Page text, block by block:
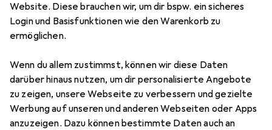
Website. Diese brauchen wir, um dir bspw. ein sicheres
Login und Basisfunktionen wie den Warenkorb zu
ermöglichen.
Wenn du allem zustimmst, können wir diese Daten
darüber hinaus nutzen, um dir personalisierte Angebote
zu zeigen, unsere Webseite zu verbessern und gezielte
Werbung auf unseren und anderen Webseiten oder Apps
anzuzeigen. Dazu können bestimmte Daten auch an
−65%
PferdPOLIFANFächerscheibe PFC 40
SG POWER STEELOX
120
Preis in EUR inkl. MwSt.
EUR
20,90